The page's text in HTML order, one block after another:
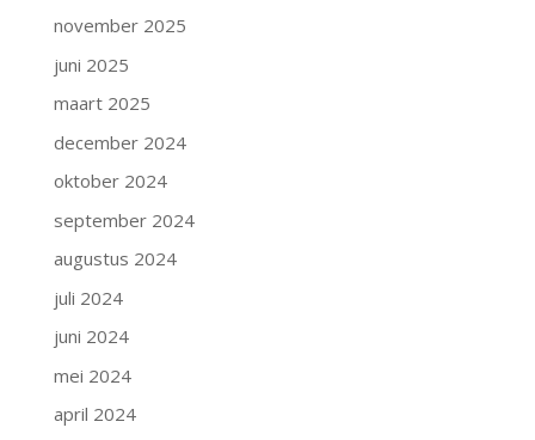
november 2025
juni 2025
maart 2025
december 2024
oktober 2024
september 2024
augustus 2024
juli 2024
juni 2024
mei 2024
april 2024